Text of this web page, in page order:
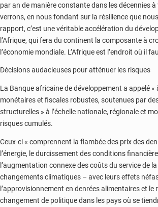
par an de manière constante dans les décennies à
verrons, en nous fondant sur la résilience que
rapport, c’est une véritable accélération du
l’Afrique, qui fera du continent la composante à
l’économie mondiale. L’Afrique est l’endroit où il
Décisions audacieuses pour atténuer les risques
La Banque africaine de développement a appelé «
monétaires et fiscales robustes, soutenues par
structurelles » à l’échelle nationale, régionale et
risques cumulés.
Ceux-ci « comprennent la flambée des prix des
l’énergie, le durcissement des conditions
l’augmentation connexe des coûts du service de
changements climatiques – avec leurs effets
l’approvisionnement en denrées alimentaires et le
changement de politique dans les pays où se